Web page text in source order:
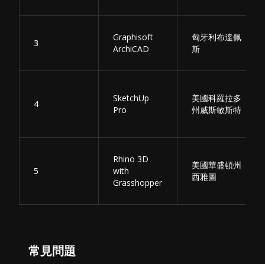
3
Graphisoft
ArchiCAD
匈牙利布達佩
斯
4
SketchUp
Pro
美國科羅拉多
州威斯敏斯特
5
Rhino 3D
with
Grasshopper
美國華盛頓州
西雅圖
常見問題